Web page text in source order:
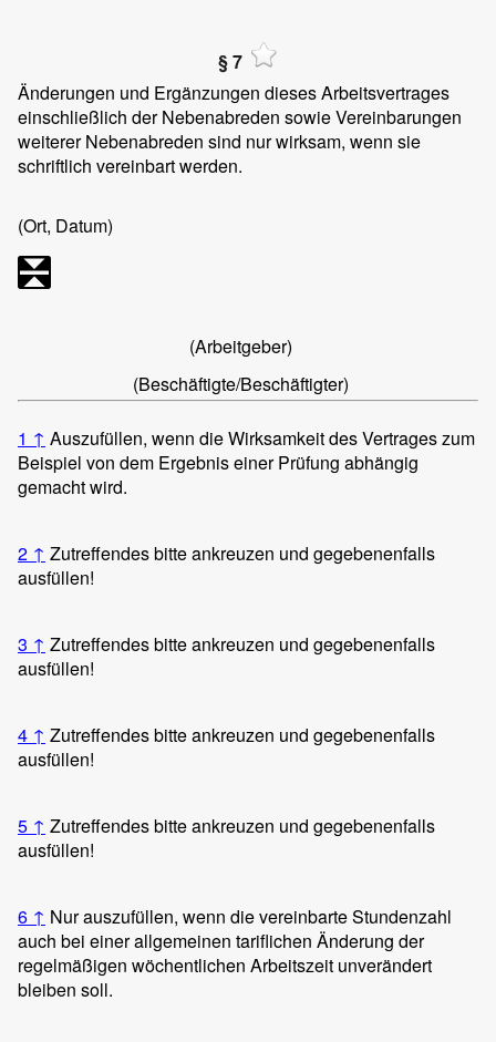
§ 7
Änderungen und Ergänzungen dieses Arbeitsvertrages
einschließlich der Nebenabreden sowie Vereinbarungen
weiterer Nebenabreden sind nur wirksam, wenn sie
schriftlich vereinbart werden.
(Ort, Datum)
(Arbeitgeber)
(Beschäftigte/Beschäftigter)
1 ↑ Auszufüllen, wenn die Wirksamkeit des Vertrages zum
Beispiel von dem Ergebnis einer Prüfung abhängig
gemacht wird.
2 ↑ Zutreffendes bitte ankreuzen und gegebenenfalls
ausfüllen!
3 ↑ Zutreffendes bitte ankreuzen und gegebenenfalls
ausfüllen!
4 ↑ Zutreffendes bitte ankreuzen und gegebenenfalls
ausfüllen!
5 ↑ Zutreffendes bitte ankreuzen und gegebenenfalls
ausfüllen!
6 ↑ Nur auszufüllen, wenn die vereinbarte Stundenzahl
auch bei einer allgemeinen tariflichen Änderung der
regelmäßigen wöchentlichen Arbeitszeit unverändert
bleiben soll.